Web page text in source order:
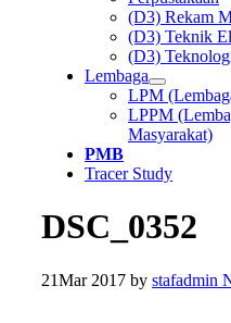
(D3) Rekam
(D3) Teknik
(D3)
Lembaga
LPM
LPPM
Masyarakat)
PMB
Tracer Study
DSC_0352
21Mar 2017 by stafadmin